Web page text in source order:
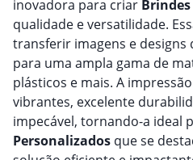
inovadora para criar Brindes
qualidade e versatilidade.
transferir imagens e
para uma ampla gama de
plásticos e mais. A impressão
vibrantes, excelente
impecável, tornando-a ideal
Personalizados que se